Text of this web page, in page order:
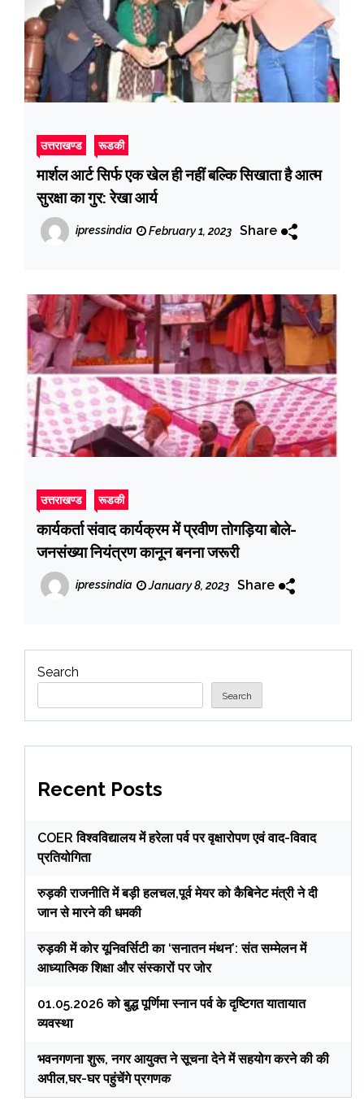
उत्तराखण्ड रूडकी
मार्शल आर्ट सिर्फ एक खेल ही नहीं बल्कि सिखाता है आत्म
सुरक्षा का गुर: रेखा आर्य
ipressindia February 1, 2023 Share
उत्तराखण्ड रूडकी
कार्यकर्ता संवाद कार्यक्रम में प्रवीण तोगड़िया बोले-
जनसंख्या नियंत्रण कानून बनना जरूरी
ipressindia January 8, 2023 Share
Search
Search
Recent Posts
COER विश्वविद्यालय में हरेला पर्व पर वृक्षारोपण एवं वाद-विवाद
प्रतियोगिता
रुड़की राजनीति में बड़ी हलचल,पूर्व मेयर को कैबिनेट मंत्री ने दी
जान से मारने की धमकी
रुड़की में कोर यूनिवर्सिटी का ‘सनातन मंथन’: संत सम्मेलन में
आध्यात्मिक शिक्षा और संस्कारों पर जोर
01.05.2026 को बुद्ध पूर्णिमा स्नान पर्व के दृष्टिगत यातायात
व्यवस्था
भवनगणना शुरू, नगर आयुक्त ने सूचना देने में सहयोग करने की की
अपील,घर-घर पहुंचेंगे प्रगणक